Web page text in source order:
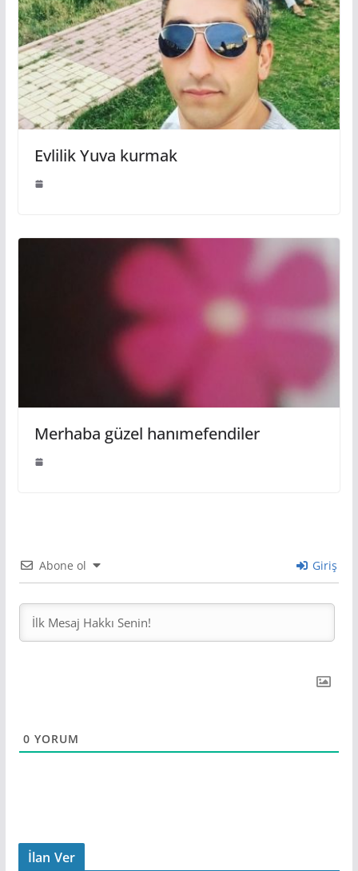
Evlilik Yuva kurmak
Merhaba güzel hanımefendiler
Abone ol Giriş
0 YORUM
İlan Ver